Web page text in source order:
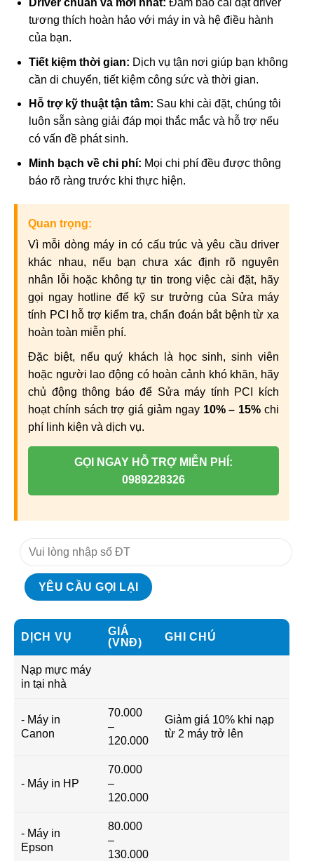
Driver chuẩn và mới nhất: Đảm bảo cài đặt driver
tương thích hoàn hảo với máy in và hệ điều hành
của bạn.
Tiết kiệm thời gian: Dịch vụ tận nơi giúp bạn không
cần di chuyển, tiết kiệm công sức và thời gian.
Hỗ trợ kỹ thuật tận tâm: Sau khi cài đặt, chúng tôi
luôn sẵn sàng giải đáp mọi thắc mắc và hỗ trợ nếu
có vấn đề phát sinh.
Minh bạch về chi phí: Mọi chi phí đều được thông
báo rõ ràng trước khi thực hiện.
Quan trọng:
Vì mỗi dòng máy in có cấu trúc và yêu cầu driver
khác nhau, nếu bạn chưa xác định rõ nguyên
nhân lỗi hoặc không tự tin trong việc cài đặt, hãy
gọi ngay hotline để kỹ sư trưởng của Sửa máy
tính PCI hỗ trợ kiểm tra, chẩn đoán bắt bệnh từ xa
hoàn toàn miễn phí.
Đặc biệt, nếu quý khách là học sinh, sinh viên
hoặc người lao động có hoàn cảnh khó khăn, hãy
chủ động thông báo để Sửa máy tính PCI kích
hoạt chính sách trợ giá giảm ngay 10% – 15% chi
phí linh kiện và dịch vụ.
GỌI NGAY HỖ TRỢ MIỄN PHÍ:
0989228326
DỊCH VỤ
GIÁ
(VNĐ)
GHI CHÚ
Nạp mực máy
in tại nhà
- Máy in
Canon
70.000
–
120.000
Giảm giá 10% khi nạp
từ 2 máy trở lên
- Máy in HP
70.000
–
120.000
- Máy in
Epson
80.000
–
130.000